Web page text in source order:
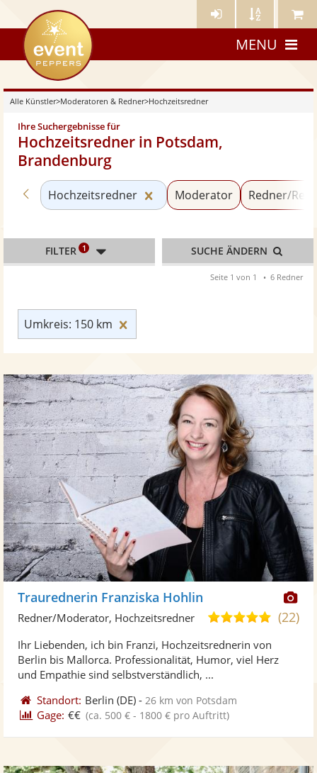
Künstler- Künstler Meine
eventpeppers
MENU
Alle Künstler>Moderatoren & Redner>Hochzeitsredner
Ihre Suchergebnisse für
Hochzeitsredner in Potsdam,
Brandenburg
Zurück zu «Moderatoren & Redner»
Hochzeitsredner Kategorie
Moderator Redner/
Umkreis: 150 km
FILTER 1 SUCHE ÄNDERN
Seite 1 von 1 6 Redner
Traurednerin Franziska Hohlin
5,0
5
(22)
Redner/Moderator, Hochzeitsredner
Ihr Liebenden, ich bin Franzi, Hochzeitsrednerin von
Berlin bis Mallorca. Professionalität, Humor, viel Herz
und Empathie sind selbstverständlich, ...
Standort: Berlin (DE) - 26 km von Potsdam
Gage: €€ (ca. 500 € - 1800 € pro Auftritt)